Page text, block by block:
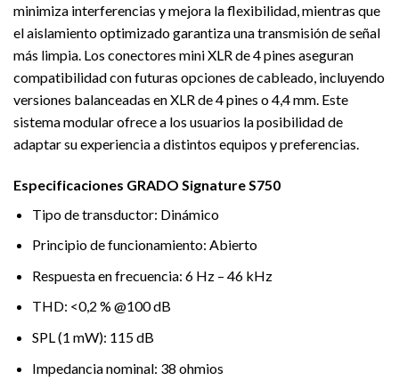
minimiza interferencias y mejora la flexibilidad, mientras que
el aislamiento optimizado garantiza una transmisión de señal
más limpia. Los conectores mini XLR de 4 pines aseguran
compatibilidad con futuras opciones de cableado, incluyendo
versiones balanceadas en XLR de 4 pines o 4,4 mm. Este
sistema modular ofrece a los usuarios la posibilidad de
adaptar su experiencia a distintos equipos y preferencias.
Especificaciones GRADO Signature S750
Tipo de transductor: Dinámico
Principio de funcionamiento: Abierto
Respuesta en frecuencia: 6 Hz – 46 kHz
THD: <0,2 % @100 dB
SPL (1 mW): 115 dB
Impedancia nominal: 38 ohmios